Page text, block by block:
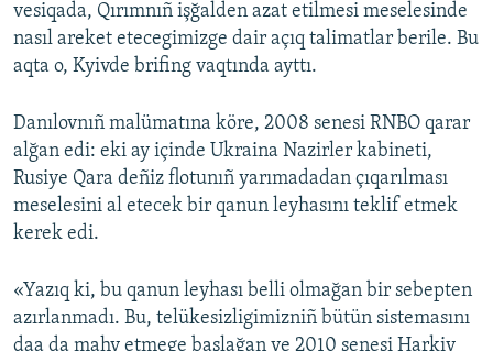
vesiqada, Qırımnıñ işğalden azat etilmesi meselesinde
nasıl areket etecegimizge dair açıq talimatlar berile. Bu
aqta o, Kyivde brifing vaqtında ayttı.
Danılovnıñ malümatına köre, 2008 senesi RNBO qarar
alğan edi: eki ay içinde Ukraina Nazirler kabineti,
Rusiye Qara deñiz flotunıñ yarımadadan çıqarılması
meselesini al etecek bir qanun leyhasını teklif etmek
kerek edi.
«Yazıq ki, bu qanun leyhası belli olmağan bir sebepten
azırlanmadı. Bu, telükesizligimizniñ bütün sistemasını
daa da mahv etmege başlağan ve 2010 senesi Harkiv